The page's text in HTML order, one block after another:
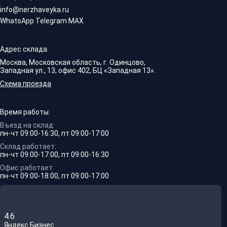
info@nerzhaveyka.ru
WhatsApp·Telegram·MAX
Адрес склада:
Москва, Московская область, г. Одинцово,
Западная ул., 13, офис 402, БЦ «Западная 13».
Схема проезда
Время работы:
Въезд на склад:
пн-чт 09:00-16:30, пт 09:00-17:00
Склад работает:
пн-чт 09:00-17:00, пт 09:00-16:30
Офис работает:
пн-чт 09:00-18:00, пт 09:00-17:00
4.6
Яндекс.Бизнес